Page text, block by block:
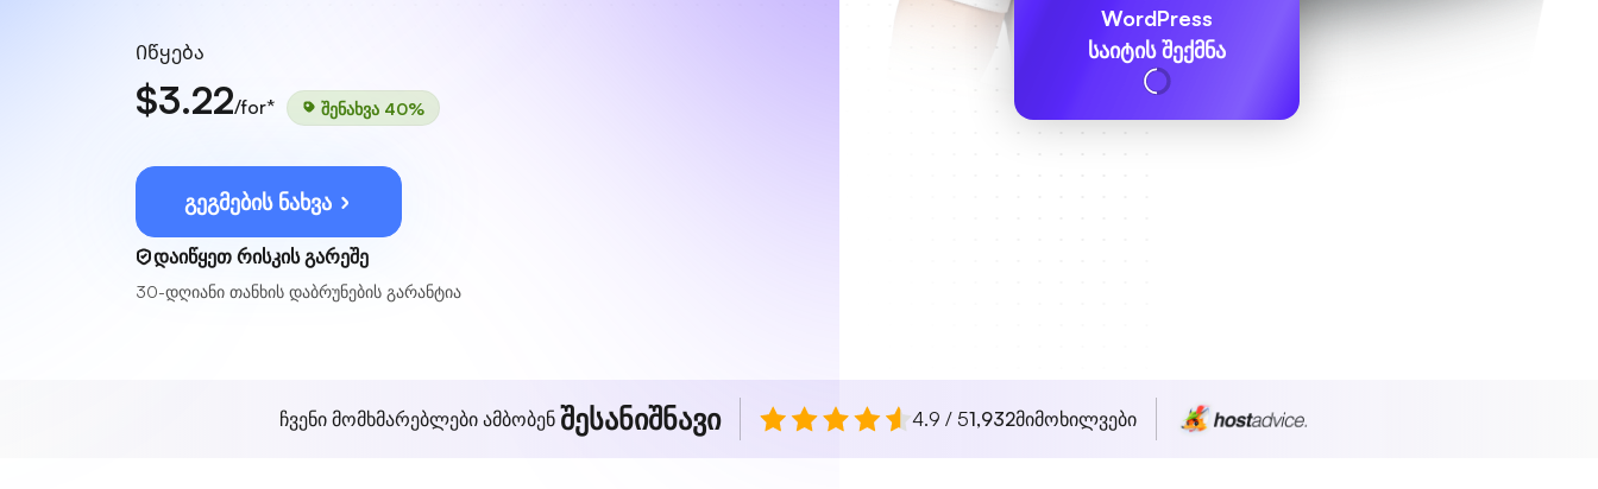
Იწყება
$3.22/for* შენახვა 40%
გეგმების ნახვა
დაიწყეთ რისკის გარეშე
30-დღიანი თანხის დაბრუნების გარანტია
WordPress
საიტის შექმნა
ჩვენი მომხმარებლები ამბობენ შესანიშნავი 4.9 / 51,932მიმოხილვები